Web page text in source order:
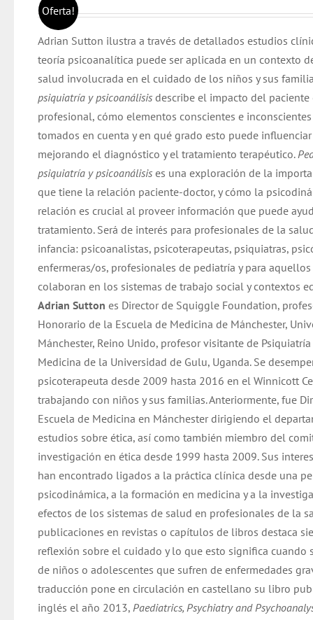
Oferta! precio
era:
$ 30.000.
es:
$ 28.000.
Adrian Sutton ilustra a través de detallados estudios
teoría psicoanalítica puede ser aplicada en un contexto
salud involucrada en el cuidado de los niños y sus
psiquiatría y psicoanálisisdescribe el impacto del paciente
profesional, cómo elementos conscientes e
tomados en cuenta y en qué grado esto puede
mejorando el diagnóstico y el tratamiento terapéutico.
psiquiatría y psicoanálisis es una exploración de la
que tiene la relación paciente-doctor, y cómo la
relación es crucial al proveer información que puede
tratamiento. Será de interés para profesionales de la
infancia: psicoanalistas, psicoterapeutas, psiquiatras,
enfermeras/os, profesionales de pediatría y para
colaboran en los sistemas de trabajo social y contextos
Adrian Sutton es Director de Squiggle Foundation,
Honorario de la Escuela de Medicina de Mánchester,
Mánchester, Reino Unido, profesor visitante de
Medicina de la Universidad de Gulu, Uganda. Se
psicoterapeuta desde 2009 hasta 2016 en el Winnicott
trabajando con niños y sus familias. Anteriormente, fue
Escuela de Medicina en Mánchester dirigiendo el
estudios sobre ética, así como también miembro del
investigación en ética desde 1999 hasta 2009. Sus
han encontrado ligados a la práctica clínica desde una
psicodinámica, a la formación en medicina y a la
efectos de los sistemas de salud en profesionales de la
publicaciones en revistas o capítulos de libros destaca
reflexión sobre el cuidado y lo que esto significa cuando
de niños o adolescentes que sufren de enfermedades
traducción pone en circulación en castellano su libro
inglés el año 2013, Paediatrics, Psychiatry and